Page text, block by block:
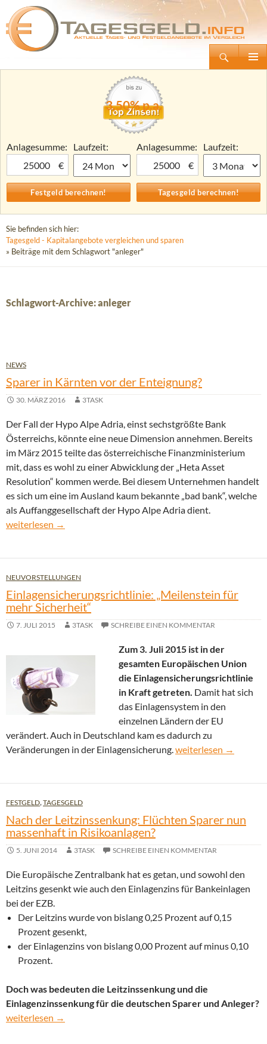
Tagesgeld.info – Tagesgeldkonten vergleichen und Tagesgeld-Zinsen berechnen
Zum
3,50% p.a.
Anlagesumme:
€
Laufzeit:
Anlagesumme:
€
Laufzeit:
Sie befinden sich hier:
Tagesgeld - Kapitalangebote vergleichen und sparen
» Beiträge mit dem Schlagwort "anleger"
Schlagwort-Archive: anleger
NEWS
Sparer in Kärnten vor der Enteignung?
30. MÄRZ 2016 3TASK
Der Fall der Hypo Alpe Adria, einst sechstgrößte Bank
Österreichs, könnte eine neue Dimension annehmen. Bereits
im März 2015 teilte das österreichische Finanzministerium
mit, dass es wohl zu einer Abwicklung der „Heta Asset
Resolution“ kommen werde. Bei diesem Unternehmen handelt
es sich um eine im Ausland kaum bekannte „bad bank“, welche
als Auffanggesellschaft der Hypo Alpe Adria dient.
Sparer in Kärnten vor der Enteignung?
weiterlesen →
NEUVORSTELLUNGEN
Einlagensicherungsrichtlinie: „Meilenstein für
mehr Sicherheit“
7. JULI 2015 3TASK SCHREIBE EINEN KOMMENTAR
Zum 3. Juli 2015 ist in der
gesamten Europäischen Union
die Einlagensicherungsrichtlinie
in Kraft getreten. Damit hat sich
das Einlagensystem in den
einzelnen Ländern der EU
verändert. Auch in Deutschland kam es dadurch zu
Veränderungen in der Einlagensicherung.weiterlesen →
FESTGELD,TAGESGELD
Nach der Leitzinssenkung: Flüchten Sparer nun
massenhaft in Risikoanlagen?
5. JUNI 2014 3TASK SCHREIBE EINEN KOMMENTAR
Die Europäische Zentralbank hat es getan, und sowohl den
Leitzins gesenkt wie auch den Einlagenzins für Bankeinlagen
bei der EZB.
Der Leitzins wurde von bislang 0,25 Prozent auf 0,15
Prozent gesenkt,
der Einlagenzins von bislang 0,00 Prozent auf minus 0,10
Prozent.
Doch was bedeuten die Leitzinssenkung und die
Einlagenzinssenkung für die deutschen Sparer und Anleger?
Nach der Leitzinssenkung: Flüchten Sparer nun massenhaft in
weiterlesen →